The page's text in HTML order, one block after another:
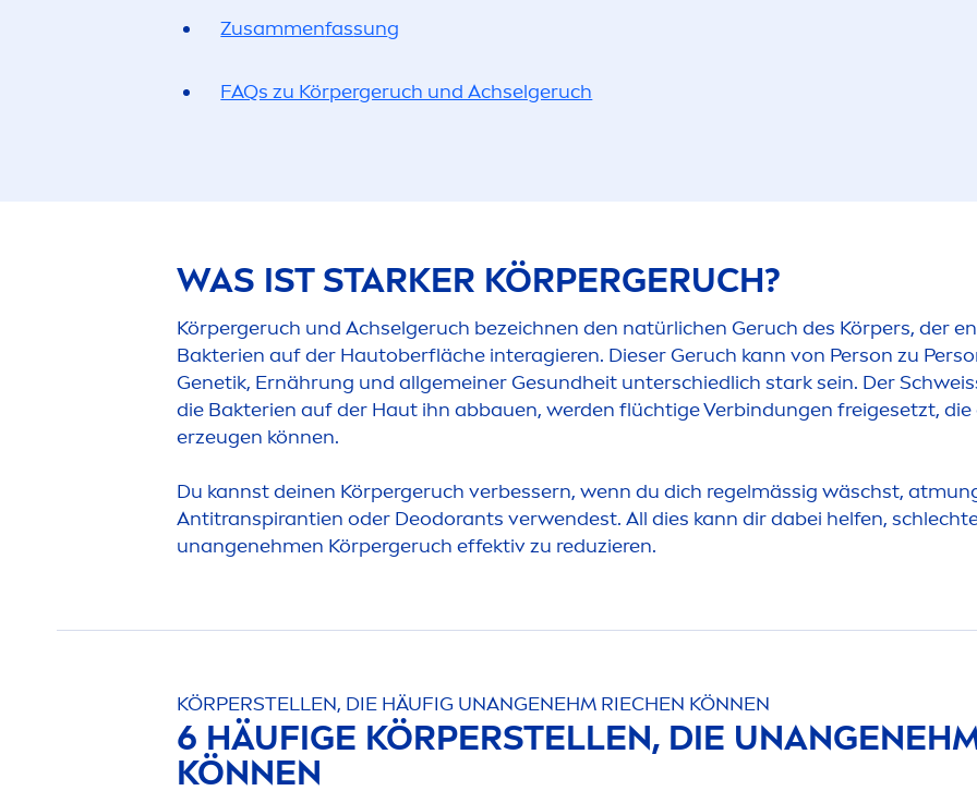
Zusammenfassung
FAQs zu Körpergeruch und Achselgeruch
WAS IST STARKER KÖRPERGERUCH?
Körpergeruch und Achselgeruch bezeichnen den natürlichen Geruch des Körpers, der
Bakterien auf der Hautoberfläche interagieren. Dieser Geruch kann von Person zu
Genetik, Ernährung und allgemeiner Gesundheit unterschiedlich stark sein. Der
die Bakterien auf der Haut ihn abbauen, werden flüchtige Verbindungen freigesetzt,
erzeugen können.
Du kannst deinen Körpergeruch verbessern, wenn du dich regelmässig wäschst,
Antitranspirantien oder Deodorants verwendest. All dies kann dir dabei helfen,
unangenehmen Körpergeruch effektiv zu reduzieren.
KÖRPERSTELLEN, DIE HÄUFIG UNANGENEHM RIECHEN KÖNNEN
6 HÄUFIGE KÖRPERSTELLEN, DIE
KÖNNEN